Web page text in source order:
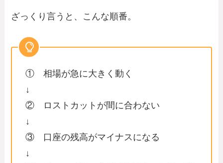
ざっくり言うと、こんな順番。
① 相場が急に大きく動く
↓
② ロストカットが間に合わない
↓
③ 口座の残高がマイナスになる
↓